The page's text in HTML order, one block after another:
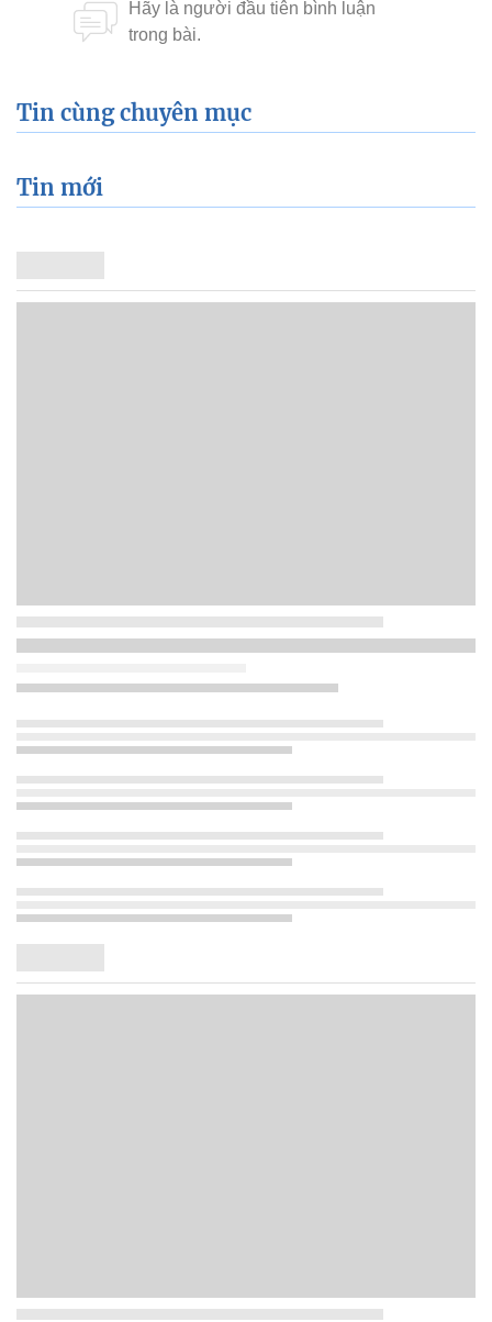
Tin cùng chuyên mục
Tin mới